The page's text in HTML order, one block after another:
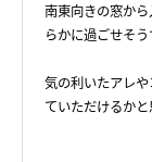
南東向きの窓か
らかに過ごせそ
気の利いたアレ
ていただけるかと